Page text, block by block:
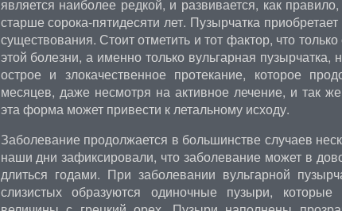
является наиболее редкой, и развивается, как
старше сорока-пятидесяти лет. Пузырчатка
существования. Стоит отметить и тот фактор, что
этой болезни, а именно только вульгарная пузырчатка,
острое и злокачественное протекание, которое
месяцев, даже несмотря на активное лечение, и так же
эта форма может привести к летальному исходу.
Заболевание продолжается в большинстве случаев
наши дни зафиксировали, что заболевание может в
длиться годами. При заболевании вульгарной
слизистых образуются одиночные пузыри, которые